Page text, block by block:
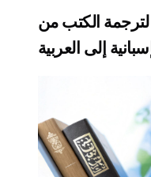
لترجمة الكتب من
إلى العربية